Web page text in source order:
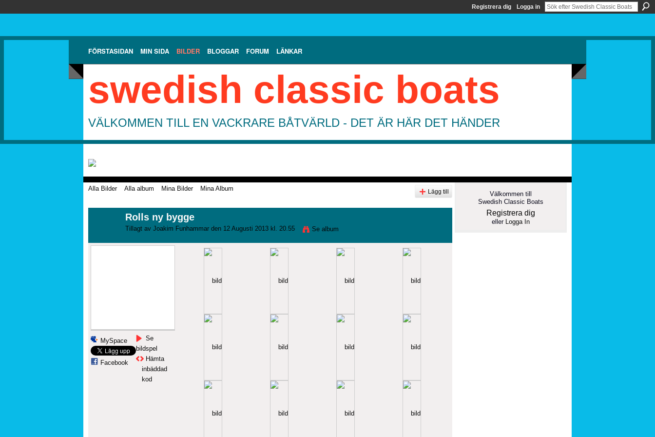
Registrera dig Logga in
FÖRSTASIDAN MIN SIDA BILDER BLOGGAR FORUM LÄNKAR
swedish classic boats
VÄLKOMMEN TILL EN VACKRARE BÅTVÄRLD - DET ÄR HÄR DET HÄNDER
Alla Bilder Alla album Mina Bilder Mina Album Lägg till
Rolls ny bygge
Tillagt av Joakim Funhammar den 12 Augusti 2013 kl. 20.55 Se album
MySpace
Facebook
Se
bildspel
Hämta
inbäddad
kod
Välkommen till
Swedish Classic Boats
Registrera dig
eller Logga In